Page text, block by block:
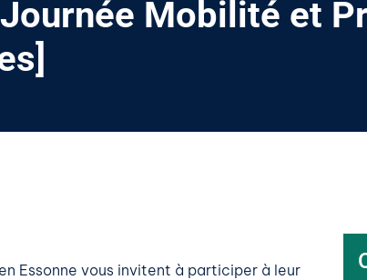
Mobilité et
Essonne vous invitent à participer à leur